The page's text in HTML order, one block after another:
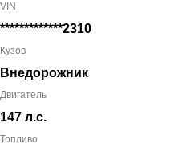
VIN
*************2310
Кузов
Внедорожник
Двигатель
147 л.с.
Топливо